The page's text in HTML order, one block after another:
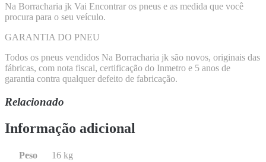
Na Borracharia jk Vai Encontrar os pneus e as medida que você
procura para o seu veículo.
GARANTIA DO PNEU
Todos os pneus vendidos Na Borracharia jk são novos, originais das
fábricas, com nota fiscal, certificação do Inmetro e 5 anos de
garantia contra qualquer defeito de fabricação.
Relacionado
Informação adicional
Peso
16 kg